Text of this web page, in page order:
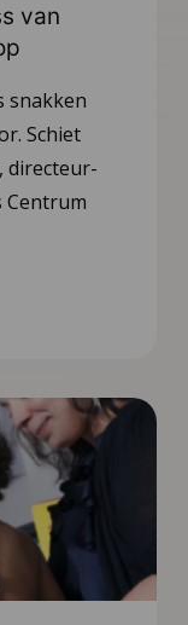
van
snakken
Schiet
directeur-
Centrum